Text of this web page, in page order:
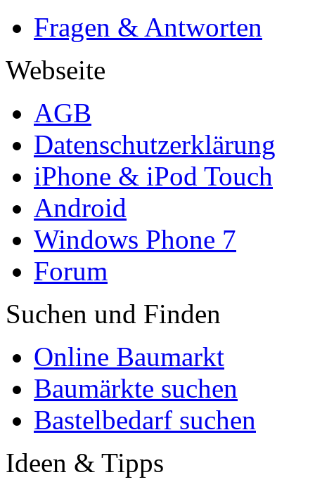
Fragen & Antworten
Webseite
AGB
Datenschutzerklärung
iPhone & iPod Touch
Android
Windows Phone 7
Forum
Suchen und Finden
Online Baumarkt
Baumärkte suchen
Bastelbedarf suchen
Ideen & Tipps